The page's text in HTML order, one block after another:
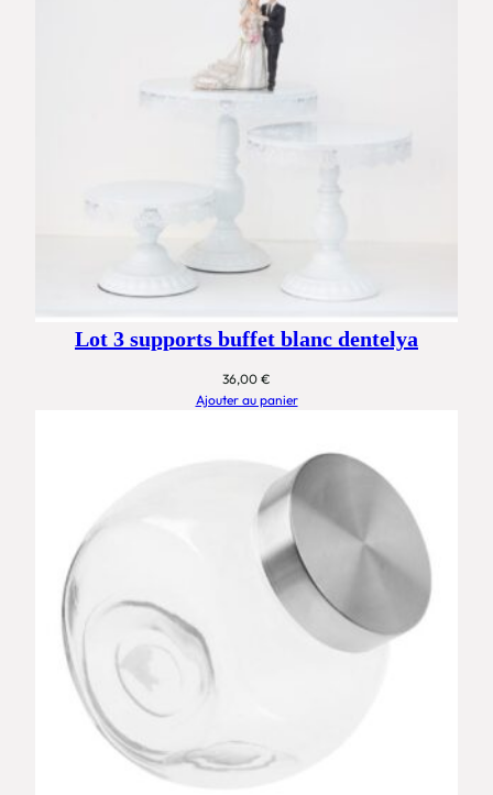
Lot 3 supports buffet blanc dentelya
36,00 €
Ajouter au panier